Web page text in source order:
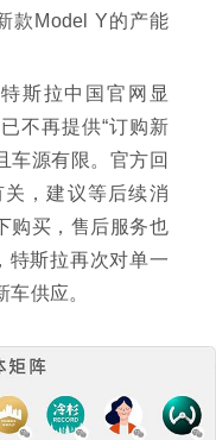
款Model Y的产能
斯拉中国官网显
不再提供“订购新
车源有限。官方回
，建议等后续消
购买，售后服务也
特斯拉再次对单一
供应。